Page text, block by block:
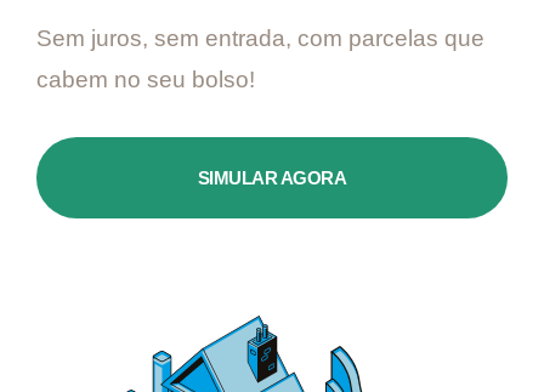
Sem juros, sem entrada, com parcelas que
cabem no seu bolso!
SIMULAR AGORA